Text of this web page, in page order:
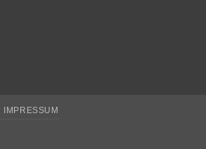
IMPRESSUM